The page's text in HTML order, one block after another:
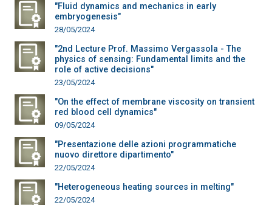
"Fluid dynamics and mechanics in early
embryogenesis"
28/05/2024
"2nd Lecture Prof. Massimo Vergassola - The
physics of sensing: Fundamental limits and the
role of active decisions"
23/05/2024
"On the effect of membrane viscosity on transient
red blood cell dynamics"
09/05/2024
"Presentazione delle azioni programmatiche
nuovo direttore dipartimento"
22/05/2024
"Heterogeneous heating sources in melting"
22/05/2024